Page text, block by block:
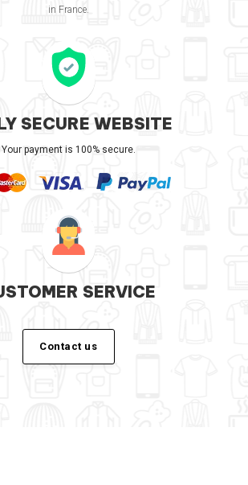
in France.
SECURE WEBSITE
Your payment is 100% secure.
SERVICE
Contact us